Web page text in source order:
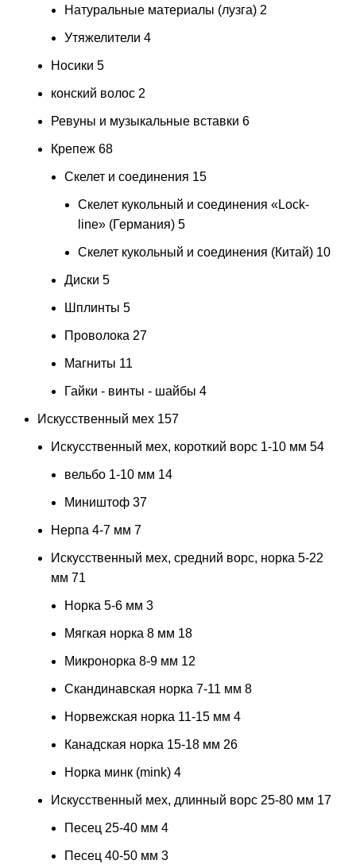
Натуральные материалы (лузга) 2
Утяжелители 4
Носики 5
конский волос 2
Ревуны и музыкальные вставки 6
Крепеж 68
Скелет и соединения 15
Скелет кукольный и соединения «Lock-
line» (Германия) 5
Скелет кукольный и соединения (Китай) 10
Диски 5
Шплинты 5
Проволока 27
Магниты 11
Гайки - винты - шайбы 4
Искусственный мех 157
Искусственный мех, короткий ворс 1-10 мм 54
вельбо 1-10 мм 14
Миништоф 37
Нерпа 4-7 мм 7
Искусственный мех, средний ворс, норка 5-22
мм 71
Норка 5-6 мм 3
Мягкая норка 8 мм 18
Микронорка 8-9 мм 12
Скандинавская норка 7-11 мм 8
Норвежская норка 11-15 мм 4
Канадская норка 15-18 мм 26
Норка минк (mink) 4
Искусственный мех, длинный ворс 25-80 мм 17
Песец 25-40 мм 4
Песец 40-50 мм 3